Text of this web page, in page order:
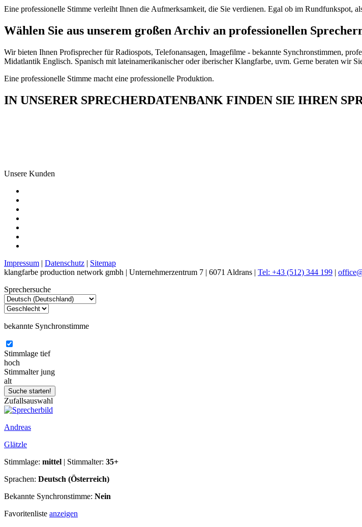
Eine professionelle Stimme verleiht Ihnen die Aufmerksamkeit, die Sie verdienen. Egal ob im
Wählen Sie aus unserem großen Archiv an professionellen
Wir bieten Ihnen Profisprecher für Radiospots, Telefonansagen, Imagefilme - bekannte Synchronstimmen,
Midatlantik Englisch. Spanisch mit lateinamerikanischer oder iberischer Klangfarbe, uvm. Gerne beraten wir
Eine professionelle Stimme macht eine professionelle Produktion.
IN UNSERER SPRECHERDATENBANK FINDEN SIE IHREN
Unsere Kunden
Impressum | Datenschutz | Sitemap
klangfarbe production network gmbh | Unternehmerzentrum 7 | 6071 Aldrans | Tel: +43 (512) 344 199 |
Sprechersuche
bekannte Synchronstimme
Stimmlage tief
hoch
Stimmalter jung
alt
Zufallsauswahl
Andreas
Glätzle
Stimmlage: mittel | Stimmalter: 35+
Sprachen: Deutsch (Österreich)
Bekannte Synchronstimme: Nein
Favoritenliste anzeigen